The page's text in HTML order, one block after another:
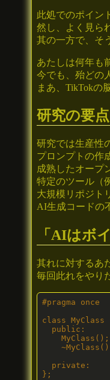
此処でのポイン
然し、よく見ら
其の一方で、そ
あたしは何年も
今でも、殆どの
まあ、TikTokの
研究の要点
研究では生産性
プロンプトの作
成熟したオープ
特定のツール（
大規模リポジト
AI生成コードの
「AIはボ
其れに対するあ
毎回此れをやり
#pragma once
class MyClass
  public:
    MyClass();
  private:
};